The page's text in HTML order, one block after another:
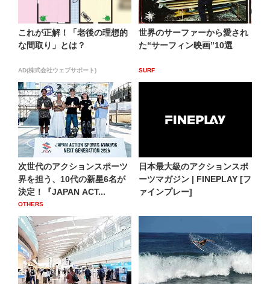
これが正解！「老後の理想的
な間取り」とは？
AD(株式会社ウェブサポート)
世界のサーファーから愛され
た“サーフィン映画”10選
SURF
次世代のアクションスポーツ
界を担う、10代の新星6名が
決定！『JAPAN ACT...
OTHERS
日本最大級のアクションスポ
ーツマガジン | FINEPLAY [フ
ァインプレー]